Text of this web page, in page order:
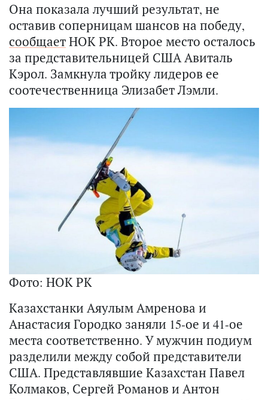
Она показала лучший результат, не
оставив соперницам шансов на победу,
сообщаетНОК РК. Второе место осталось
за представительницей США Авиталь
Кэрол. Замкнула тройку лидеров ее
соотечественница Элизабет Лэмли.
Фото: НОК РК
Казахстанки Аяулым Амренова и
Анастасия Городко заняли 15-ое и 41-ое
места соответственно. У мужчин подиум
разделили между собой представители
США. Представлявшие Казахстан Павел
Колмаков, Сергей Романов и Антон